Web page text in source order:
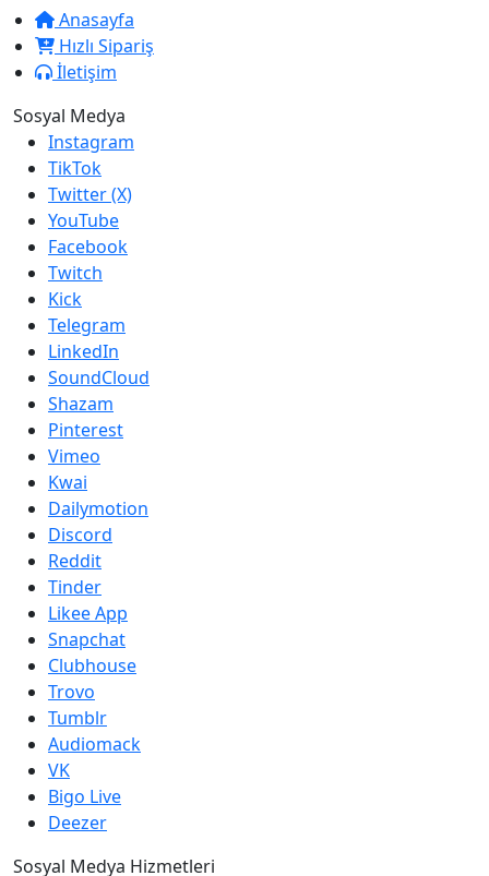
Anasayfa
Hızlı Sipariş
İletişim
Sosyal Medya
Instagram
TikTok
Twitter (X)
YouTube
Facebook
Twitch
Kick
Telegram
LinkedIn
SoundCloud
Shazam
Pinterest
Vimeo
Kwai
Dailymotion
Discord
Reddit
Tinder
Likee App
Snapchat
Clubhouse
Trovo
Tumblr
Audiomack
VK
Bigo Live
Deezer
Sosyal Medya Hizmetleri